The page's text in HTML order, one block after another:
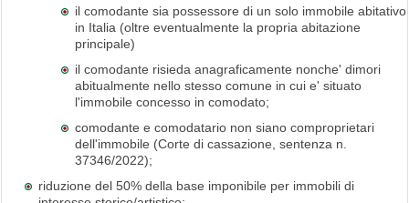
il comodante sia possessore di un solo immobile abitativo
in Italia (oltre eventualmente la propria abitazione
principale)
il comodante risieda anagraficamente nonche' dimori
abitualmente nello stesso comune in cui e' situato
l'immobile concesso in comodato;
comodante e comodatario non siano comproprietari
dell'immobile (Corte di cassazione, sentenza n.
37346/2022);
riduzione del 50% della base imponibile per immobili di